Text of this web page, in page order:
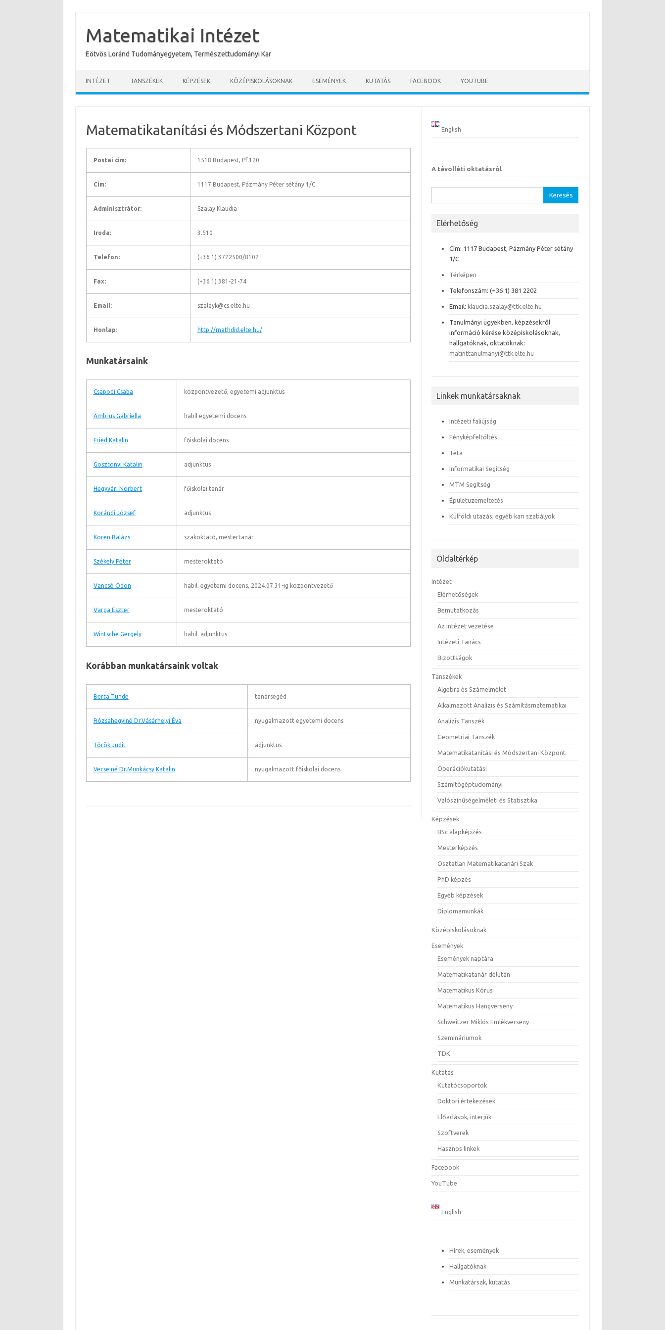
content
Matematikai Intézet
Eötvös Loránd Tudományegyetem, Természettudományi Kar
INTÉZET TANSZÉKEK KÉPZÉSEK KÖZÉPISKOLÁSOKNAK ESEMÉNYEK KUTATÁS FACEBOOK YOUTUBE
Matematikatanítási és Módszertani Központ
Postai cím: 1518 Budapest, Pf.120
Cím: 1117 Budapest, Pázmány Péter sétány 1/C
Adminisztrátor: Szalay Klaudia
Iroda: 3.510
Telefon: (+36 1) 3722500/8102
Fax: (+36 1) 381-21-74
Email: szalayk@cs.elte.hu
Honlap: http://mathdid.elte.hu/
Munkatársaink
Csapodi Csaba központvezető, egyetemi adjunktus
Ambrus Gabriella habil egyetemi docens
Fried Katalin főiskolai docens
Gosztonyi Katalin adjunktus
Hegyvári Norbert főiskolai tanár
Korándi József adjunktus
Koren Balázs szakoktató, mestertanár
Székely Péter mesteroktató
Vancsó Ödön habil. egyetemi docens, 2024.07.31-ig központvezető
Varga Eszter mesteroktató
Wintsche Gergely habil. adjunktus
Korábban munkatársaink voltak
Berta Tünde tanársegéd
Rózsahegyiné Dr.Vásárhelyi Éva nyugalmazott egyetemi docens
Török Judit adjunktus
Vecseiné Dr.Munkácsy Katalin nyugalmazott főiskolai docens
English
A távolléti oktatásról
Elérhetőség
Cím: 1117 Budapest, Pázmány Péter sétány
1/C
Térképen
Telefonszám: (+36 1) 381 2202
Email: klaudia.szalay@ttk.elte.hu
Tanulmányi ügyekben, képzésekről
információ kérése középiskolásoknak,
hallgatóknak, oktatóknak:
matinttanulmanyi@ttk.elte.hu
Linkek munkatársaknak
Intézeti faliújság
Fényképfeltöltés
Teta
Informatikai Segítség
MTM Segítség
Épületüzemeltetés
Külföldi utazás, egyéb kari szabályok
Oldaltérkép
Intézet
Elérhetőségek
Bemutatkozás
Az intézet vezetése
Intézeti Tanács
Bizottságok
Tanszékek
Algebra és Számelmélet
Alkalmazott Analízis és Számításmatematikai
Analízis Tanszék
Geometriai Tanszék
Matematikatanítási és Módszertani Központ
Operációkutatási
Számítógéptudományi
Valószínűségelméleti és Statisztika
Képzések
BSc alapképzés
Mesterképzés
Osztatlan Matematikatanári Szak
PhD képzés
Egyéb képzések
Diplomamunkák
Középiskolásoknak
Események
Események naptára
Matematikatanár délután
Matematikus Kórus
Matematikus Hangverseny
Schweitzer Miklós Emlékverseny
Szemináriumok
TDK
Kutatás
Kutatócsoportok
Doktori értekezések
Előadások, interjúk
Szoftverek
Hasznos linkek
Facebook
YouTube
English
Hírek, események
Hallgatóknak
Munkatársak, kutatás